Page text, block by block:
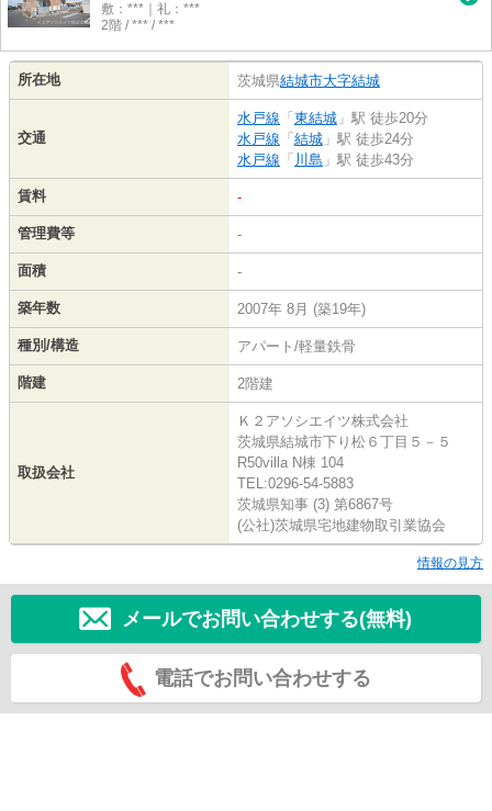
敷：***｜礼：***
2階 / *** / ***
所在地 茨城県結城市大字結城
交通
水戸線 「 東結城 」駅 徒歩20分
水戸線 「 結城 」駅 徒歩24分
水戸線 「 川島 」駅 徒歩43分
賃料 -
管理費等 -
面積 -
築年数 2007年 8月 (築19年)
種別/構造 アパート/軽量鉄骨
階建 2階建
取扱会社
Ｋ２アソシエイツ株式会社
茨城県結城市下り松６丁目５－５
R50villa N棟 104
TEL:0296-54-5883
茨城県知事 (3) 第6867号
(公社)茨城県宅地建物取引業協会
情報の見方
メールでお問い合わせする(無料)
電話でお問い合わせする